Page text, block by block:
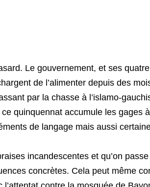
Le gouvernement, et ses
de l’alimenter depuis des
par la chasse à l’islamo-
ce quinquennat accumule les gages
de langage mais aussi
incandescentes et qu’on
concrètes. Cela peut même